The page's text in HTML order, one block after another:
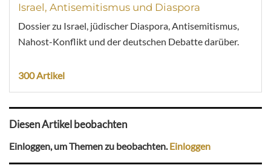
Israel, Antisemitismus und Diaspora
Dossier zu Israel, jüdischer Diaspora, Antisemitismus,
Nahost-Konflikt und der deutschen Debatte darüber.
300 Artikel
Diesen Artikel beobachten
Einloggen, um Themen zu beobachten.Einloggen